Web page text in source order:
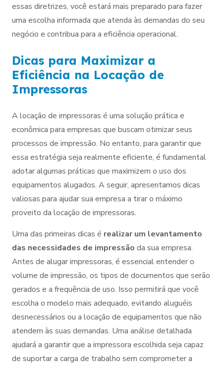
essas diretrizes, você estará mais preparado para fazer
uma escolha informada que atenda às demandas do seu
negócio e contribua para a eficiência operacional.
Dicas para Maximizar a
Eficiência na Locação de
Impressoras
A locação de impressoras é uma solução prática e
econômica para empresas que buscam otimizar seus
processos de impressão. No entanto, para garantir que
essa estratégia seja realmente eficiente, é fundamental
adotar algumas práticas que maximizem o uso dos
equipamentos alugados. A seguir, apresentamos dicas
valiosas para ajudar sua empresa a tirar o máximo
proveito da locação de impressoras.
Uma das primeiras dicas é realizar um levantamento
das necessidades de impressão da sua empresa.
Antes de alugar impressoras, é essencial entender o
volume de impressão, os tipos de documentos que serão
gerados e a frequência de uso. Isso permitirá que você
escolha o modelo mais adequado, evitando aluguéis
desnecessários ou a locação de equipamentos que não
atendem às suas demandas. Uma análise detalhada
ajudará a garantir que a impressora escolhida seja capaz
de suportar a carga de trabalho sem comprometer a